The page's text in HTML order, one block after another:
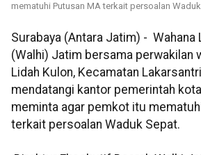
mematuhi Putusan MA terkait persoalan
Surabaya (Antara Jatim) - Wahana
(Walhi) Jatim bersama perwakilan
Lidah Kulon, Kecamatan
mendatangi kantor pemerintah
meminta agar pemkot itu
terkait persoalan Waduk Sepat.